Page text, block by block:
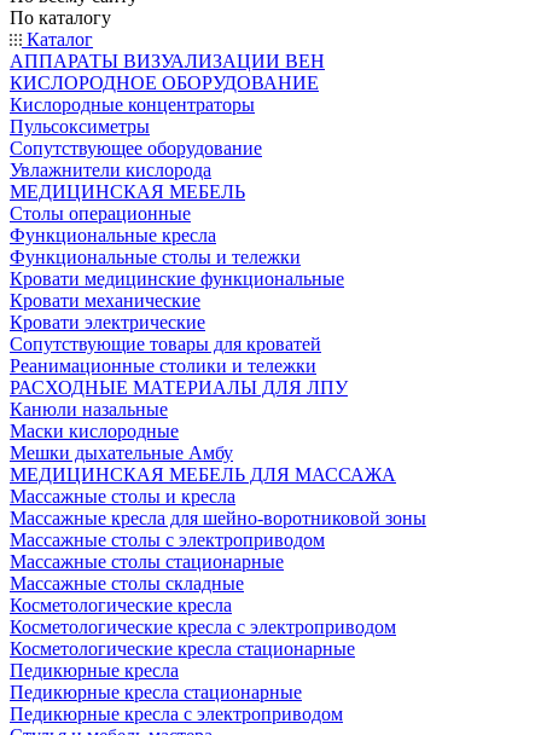
По каталогу
Каталог
АППАРАТЫ ВИЗУАЛИЗАЦИИ ВЕН
КИСЛОРОДНОЕ ОБОРУДОВАНИЕ
Кислородные концентраторы
Пульсоксиметры
Сопутствующее оборудование
Увлажнители кислорода
МЕДИЦИНСКАЯ МЕБЕЛЬ
Столы операционные
Функциональные кресла
Функциональные столы и тележки
Кровати медицинские функциональные
Кровати механические
Кровати электрические
Сопутствующие товары для кроватей
Реанимационные столики и тележки
РАСХОДНЫЕ МАТЕРИАЛЫ ДЛЯ ЛПУ
Канюли назальные
Маски кислородные
Мешки дыхательные Амбу
МЕДИЦИНСКАЯ МЕБЕЛЬ ДЛЯ МАССАЖА
Массажные столы и кресла
Массажные кресла для шейно-воротниковой зоны
Массажные столы с электроприводом
Массажные столы стационарные
Массажные столы складные
Косметологические кресла
Косметологические кресла с электроприводом
Косметологические кресла стационарные
Педикюрные кресла
Педикюрные кресла стационарные
Педикюрные кресла с электроприводом